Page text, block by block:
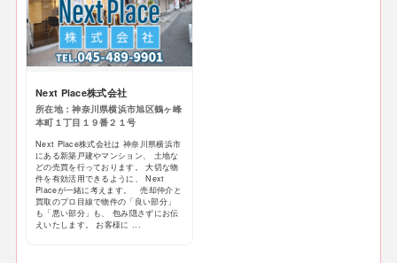
Next Place株式会社
所在地：神奈川県横浜市旭区鶴ヶ峰
本町１丁目１９番２１号
Next Place株式会社は 神奈川県横浜市
にある新築戸建やマンション、 土地な
どの売買を行っております。 大切な物
件を有効活用できるように、 Next
Placeが一緒に考えます。 売却仲介と
買取のプロ目線で物件の「良い部分」
も「悪い部分」も、 包み隠さずにお伝
えいたします。 お客様に ...